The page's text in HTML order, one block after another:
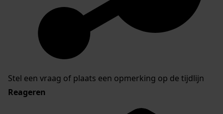
Stel een vraag of plaats een opmerking op de tijdlijn
Reageren